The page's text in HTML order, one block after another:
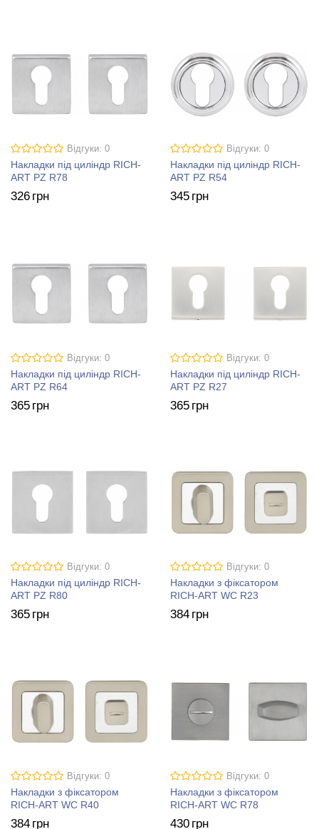
Відгуки: 0
Накладки під циліндр RICH-
ART PZ R78
326 грн
Відгуки: 0
Накладки під циліндр RICH-
ART PZ R54
345 грн
Відгуки: 0
Накладки під циліндр RICH-
ART PZ R64
365 грн
Відгуки: 0
Накладки під циліндр RICH-
ART PZ R27
365 грн
Відгуки: 0
Накладки під циліндр RICH-
ART PZ R80
365 грн
Відгуки: 0
Накладки з фіксатором
RICH-ART WC R23
384 грн
Відгуки: 0
Накладки з фіксатором
RICH-ART WC R40
384 грн
Відгуки: 0
Накладки з фіксатором
RICH-ART WC R78
430 грн